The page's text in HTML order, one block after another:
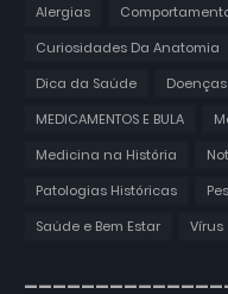
Alergias
Curiosidades Da Anatomia
Dica da Saúde
Doenças
MEDICAMENTOS E BULA
Medicina na História
Patologias Históricas
Saúde e Bem Estar
Vírus